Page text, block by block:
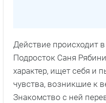
Действие происходит
Подросток Саня
характер, ищет себя и
чувства, возникшие к
Знакомство с ней